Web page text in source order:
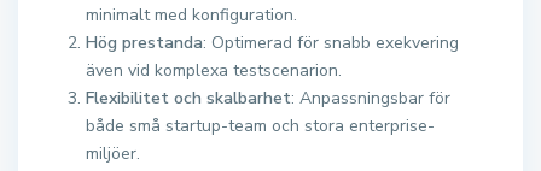
minimalt med konfiguration.
Hög prestanda: Optimerad för snabb exekvering
även vid komplexa testscenarion.
Flexibilitet och skalbarhet: Anpassningsbar för
både små startup-team och stora enterprise-
miljöer.